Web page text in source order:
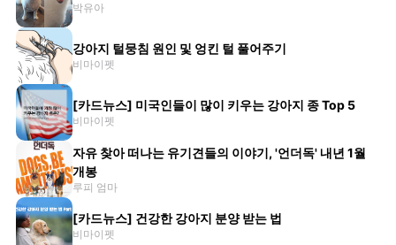
박유아
강아지 털뭉침 원인 및 엉킨 털 풀어주기
비마이펫
[카드뉴스] 미국인들이 많이 키우는 강아지 종 Top 5
비마이펫
자유 찾아 떠나는 유기견들의 이야기, '언더독' 내년 1월
개봉
루피 엄마
[카드뉴스] 건강한 강아지 분양 받는 법
비마이펫